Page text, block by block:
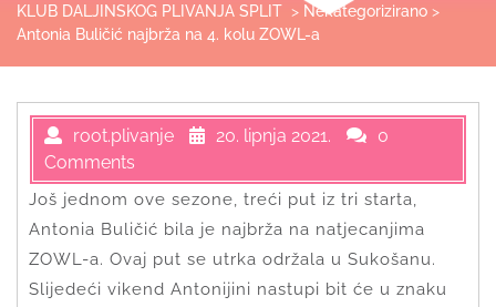
KLUB DALJINSKOG PLIVANJA SPLIT > Nekategorizirano >
Antonia Buličić najbrža na 4. kolu ZOWL-a
root.plivanje 20. lipnja 2021.
0
Comments
Još jednom ove sezone, treći put iz tri starta,
Antonia Buličić bila je najbrža na natjecanjima
ZOWL-a. Ovaj put se utrka održala u Sukošanu.
Slijedeći vikend Antonijini nastupi bit će u znaku